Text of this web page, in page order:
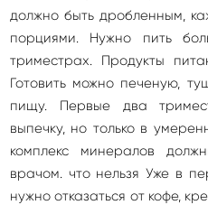
должно быть дробленным,
порциями. Нужно пить
триместрах. Продукты
Готовить можно печеную,
пищу. Первые два
выпечку, но только в
комплекс минералов
врачом. что нельзя Уже в
нужно отказаться от кофе,